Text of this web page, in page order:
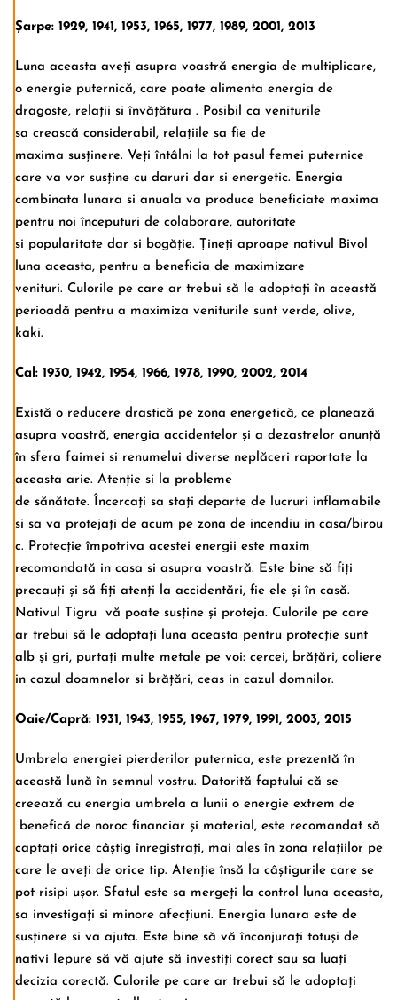
Șarpe: 1929, 1941, 1953, 1965, 1977, 1989, 2001, 2013
Luna aceasta aveți asupra voastră energia de multiplicare,
o energie puternică, care poate alimenta energia de
dragoste, relații si învățătura . Posibil ca veniturile
sa crească considerabil, relațiile sa fie de
maxima susținere. Veți întâlni la tot pasul femei puternice
care va vor susține cu daruri dar si energetic. Energia
combinata lunara si anuala va produce beneficiate maxima
pentru noi începuturi de colaborare, autoritate
si popularitate dar si bogăție. Țineți aproape nativul Bivol
luna aceasta, pentru a beneficia de maximizare
venituri. Culorile pe care ar trebui să le adoptați în această
perioadă pentru a maximiza veniturile sunt verde, olive,
kaki.
Cal: 1930, 1942, 1954, 1966, 1978, 1990, 2002, 2014
Există o reducere drastică pe zona energetică, ce planează
asupra voastră, energia accidentelor și a dezastrelor anunță
în sfera faimei si renumelui diverse neplăceri raportate la
aceasta arie. Atenție si la probleme
de sănătate. Încercați sa stați departe de lucruri inflamabile
si sa va protejați de acum pe zona de incendiu in casa/birou
c. Protecție împotriva acestei energii este maxim
recomandată in casa si asupra voastră. Este bine să fiți
precauți și să fiți atenți la accidentări, fie ele și în casă.
Nativul Tigru vă poate susține și proteja. Culorile pe care
ar trebui să le adoptați luna aceasta pentru protecție sunt
alb și gri, purtați multe metale pe voi: cercei, brățări, coliere
in cazul doamnelor si brățări, ceas in cazul domnilor.
Oaie/Capră: 1931, 1943, 1955, 1967, 1979, 1991, 2003, 2015
Umbrela energiei pierderilor puternica, este prezentă în
această lună în semnul vostru. Datorită faptului că se
creează cu energia umbrela a lunii o energie extrem de
benefică de noroc financiar și material, este recomandat să
captați orice câștig înregistrați, mai ales în zona relațiilor pe
care le aveți de orice tip. Atenție însă la câștigurile care se
pot risipi ușor. Sfatul este sa mergeți la control luna aceasta,
sa investigați si minore afecțiuni. Energia lunara este de
susținere si va ajuta. Este bine să vă înconjurați totuși de
nativi Iepure să vă ajute să investiți corect sau sa luați
decizia corectă. Culorile pe care ar trebui să le adoptați